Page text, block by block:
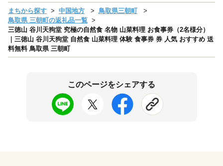
まちから探す 中国地方
鳥取県三朝町
鳥取県 三朝町の返礼品一覧
三徳山 谷川天狗堂 究極の自然食 名物 山菜料理 お食事券（2名様分）
｜三徳山 谷川天狗堂 自然食 山菜料理 体験 食事券 券 人気 おすすめ 送
料無料 鳥取県 三朝町
このページをシェアする